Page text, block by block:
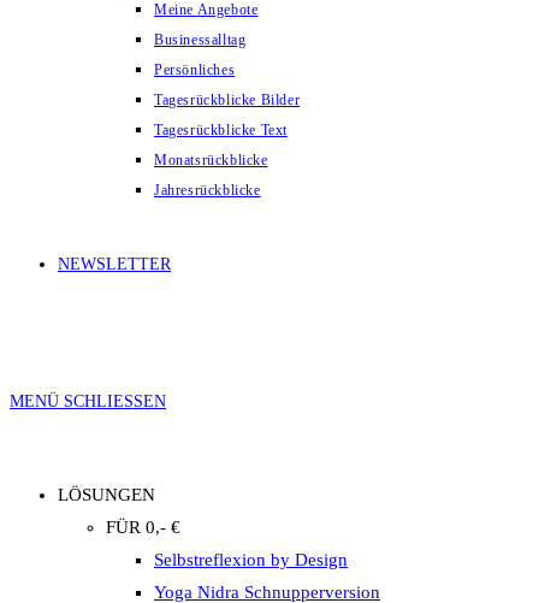
Meine Angebote
Businessalltag
Persönliches
Tagesrückblicke Bilder
Tagesrückblicke Text
Monatsrückblicke
Jahresrückblicke
NEWSLETTER
MENÜ SCHLIESSEN
LÖSUNGEN
FÜR 0,- €
Selbstreflexion by Design
Yoga Nidra Schnupperversion